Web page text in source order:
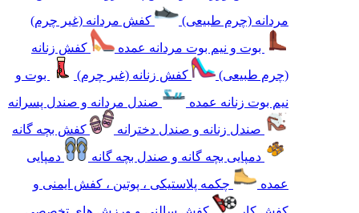
مردانه (چرم طبیعی)
کفش مردانه (غیر چرم)
بوت و نیم بوت مردانه عمده
کفش زنانه
(چرم طبیعی)
کفش زنانه (غیر چرم)
بوت و
نیم بوت زنانه عمده
صندل مردانه و صندل پسرانه
صندل زنانه و صندل دخترانه
کفش بچه گانه
دمپایی بچه گانه و صندل بچه گانه
دمپایی
عمده
چکمه پلاستیکی ، پوتین ، کفش ایمنی و